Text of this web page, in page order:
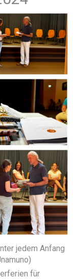
jedem Anfang
für